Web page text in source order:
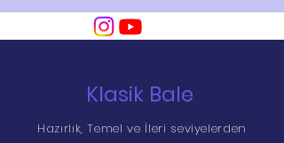
Klasik Bale
Hazırlık, Temel ve İleri seviyelerden